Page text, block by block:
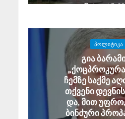
August 7,
ᲞᲝᲚᲘᲢᲘᲙᲐ
გია
ჩემზე საქმე
თქვენი
და, მით
ბინძური